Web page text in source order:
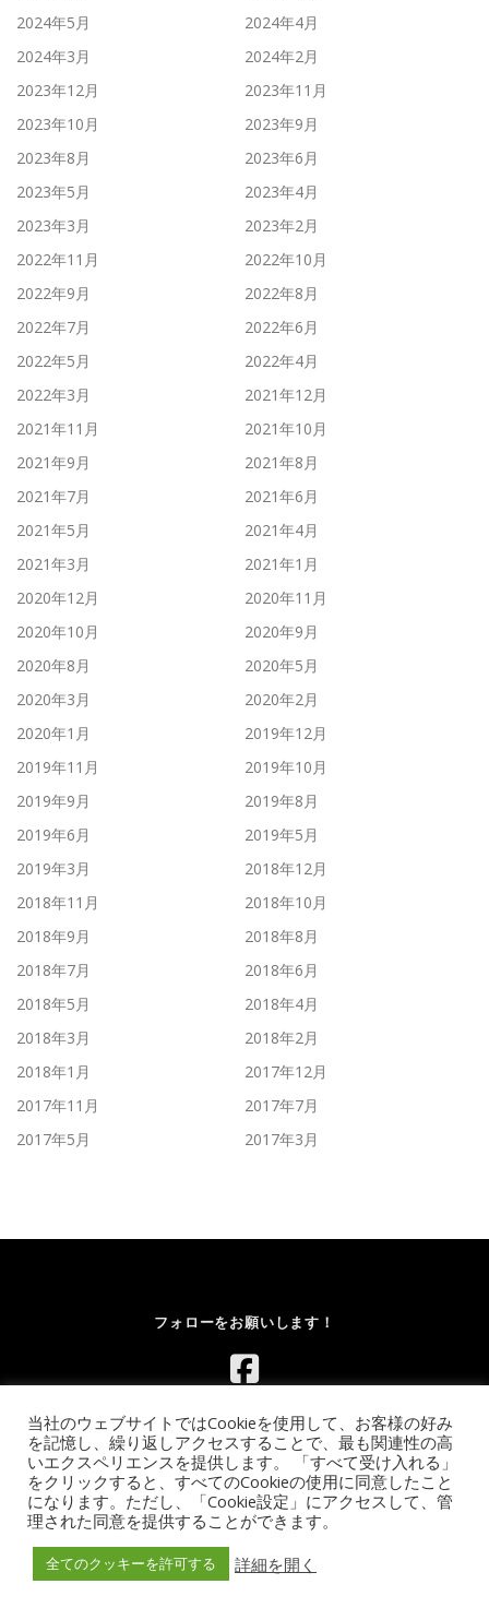
2024年5月
2024年4月
2024年3月
2024年2月
2023年12月
2023年11月
2023年10月
2023年9月
2023年8月
2023年6月
2023年5月
2023年4月
2023年3月
2023年2月
2022年11月
2022年10月
2022年9月
2022年8月
2022年7月
2022年6月
2022年5月
2022年4月
2022年3月
2021年12月
2021年11月
2021年10月
2021年9月
2021年8月
2021年7月
2021年6月
2021年5月
2021年4月
2021年3月
2021年1月
2020年12月
2020年11月
2020年10月
2020年9月
2020年8月
2020年5月
2020年3月
2020年2月
2020年1月
2019年12月
2019年11月
2019年10月
2019年9月
2019年8月
2019年6月
2019年5月
2019年3月
2018年12月
2018年11月
2018年10月
2018年9月
2018年8月
2018年7月
2018年6月
2018年5月
2018年4月
2018年3月
2018年2月
2018年1月
2017年12月
2017年11月
2017年7月
2017年5月
2017年3月
フォローをお願いします！
Copyright © 2026 レンタルボルダリングウォール.com｜イベント
向け移動式ウォールのレンタル【全国対応】
by FameThemes
当社のウェブサイトではCookieを使用して、お客様の好み
を記憶し、繰り返しアクセスすることで、最も関連性の高
いエクスペリエンスを提供します。 「すべて受け入れる」
をクリックすると、すべてのCookieの使用に同意したこと
になります。ただし、「Cookie設定」にアクセスして、管
理された同意を提供することができます。
全てのクッキーを許可する 詳細を開く